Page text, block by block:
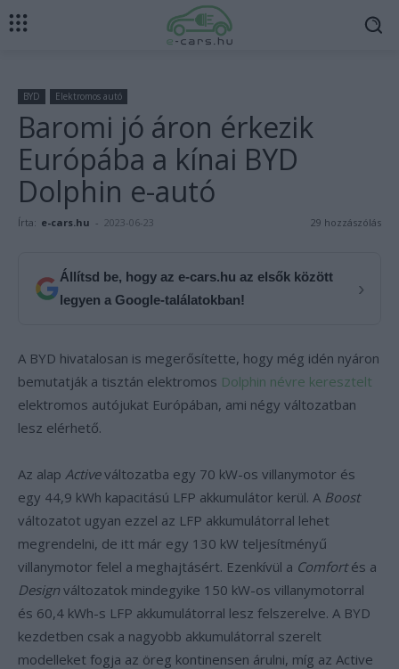
BYD Elektromos autó
Baromi jó áron érkezik
Európába a kínai BYD
Dolphin e-autó
Írta: e-cars.hu - 2023-06-23 29 hozzászólás
Állítsd be, hogy az e-cars.hu az elsők között
legyen a Google-találatokban!
›
A BYD hivatalosan is megerősítette, hogy még idén nyáron
bemutatják a tisztán elektromos Dolphin névre keresztelt
elektromos autójukat Európában, ami négy változatban
lesz elérhető.
Az alap Activeváltozatba egy 70 kW-os villanymotor és
egy 44,9 kWh kapacitású LFP akkumulátor kerül. A Boost
változatot ugyan ezzel az LFP akkumulátorral lehet
megrendelni, de itt már egy 130 kW teljesítményű
villanymotor felel a meghajtásért. Ezenkívül a Comfortés a
Design változatok mindegyike 150 kW-os villanymotorral
és 60,4 kWh-s LFP akkumulátorral lesz felszerelve. A BYD
kezdetben csak a nagyobb akkumulátorral szerelt
modelleket fogja az öreg kontinensen árulni, míg az Active